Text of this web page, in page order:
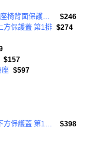
INSTALL Kia The New Carnival 第四代 防刮第二排座椅背面保護套 9人座通風座椅 共用
$246
方保護蓋 第1排 $274
$157
座 $597
INSTALL 現代 Staria Lounge 7 9 11人座 共用車門下方保護蓋 第1排 + 第2排 組合 $398